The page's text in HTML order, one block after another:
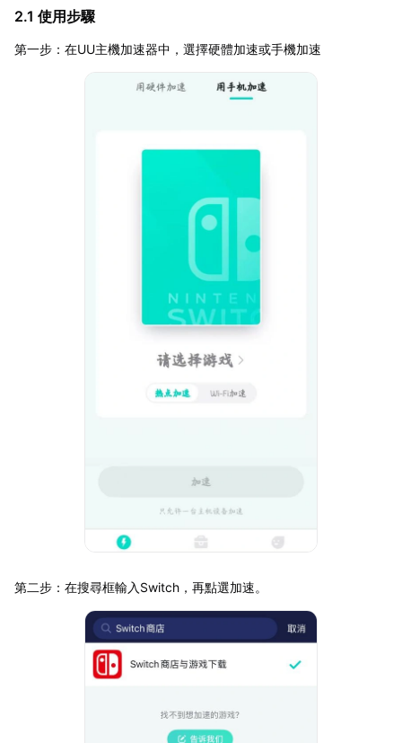
2.1 使用步驟
第一步：在UU主機加速器中，選擇硬體加速或手機加速
第二步：在搜尋框輸入Switch，再點選加速。